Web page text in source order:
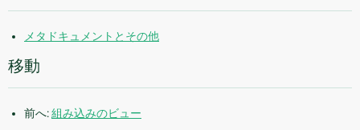
メタドキュメントとその他
移動
前へ:組み込みのビュー